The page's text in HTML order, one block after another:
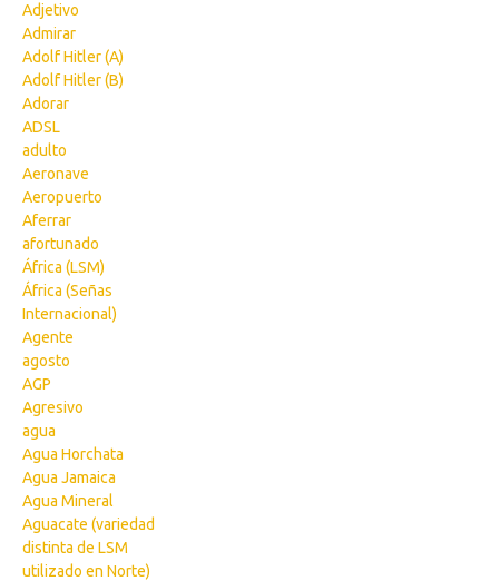
Adjetivo
Admirar
Adolf Hitler (A)
Adolf Hitler (B)
Adorar
ADSL
adulto
Aeronave
Aeropuerto
Aferrar
afortunado
África (LSM)
África (Señas
Internacional)
Agente
agosto
AGP
Agresivo
agua
Agua Horchata
Agua Jamaica
Agua Mineral
Aguacate (variedad
distinta de LSM
utilizado en Norte)